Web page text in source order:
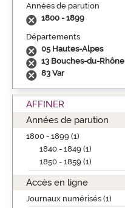
Années de parution
1800 - 1899
Départements
05 Hautes-Alpes
13 Bouches-du-Rhône
83 Var
AFFINER
Années de parution
1800 - 1899 (1)
1840 - 1849 (1)
1850 - 1859 (1)
Accès en ligne
Journaux numérisés (1)